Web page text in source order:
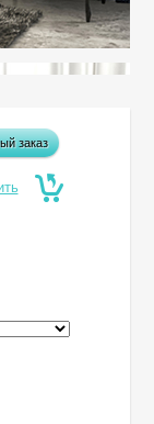
заказ